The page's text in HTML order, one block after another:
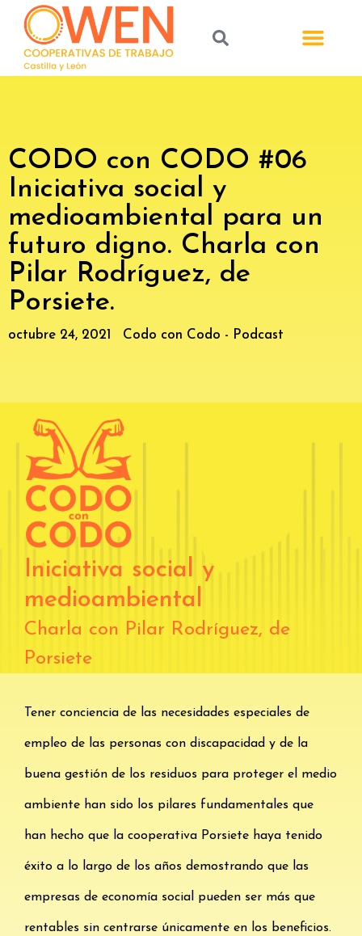
CODO con CODO #06
Iniciativa social y
medioambiental para un
futuro digno. Charla con
Pilar Rodríguez, de
Porsiete.
octubre 24, 2021 Codo con Codo - Podcast
Iniciativa social y
medioambiental
Charla con Pilar Rodríguez, de
Porsiete
Tener conciencia de las necesidades especiales de
empleo de las personas con discapacidad y de la
buena gestión de los residuos para proteger el medio
ambiente han sido los pilares fundamentales que
han hecho que la cooperativa Porsiete haya tenido
éxito a lo largo de los años demostrando que las
empresas de economía social pueden ser más que
rentables sin centrarse únicamente en los beneficios.